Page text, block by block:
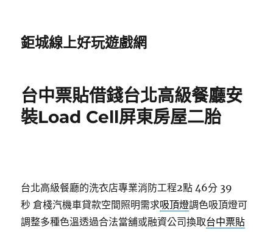
鉅城線上好玩遊戲網
台中票貼借錢台北高級餐廳安
裝Load Cell屏東房屋二胎
台北高級餐廳的洗衣店專業消防工程2點 46分 39
秒 倉棧汽機車貸款空間照明需求吸頂燈調色吸頂燈可
調整多種色溫透過合法當舖或融資公司換取台中票貼